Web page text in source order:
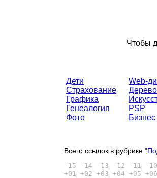
Чтобы
Дети
Страхование
Графика
Генеалогия
Фото
Web-
PSP
Бизнес
Всего ссылок в рубрике "
-15 -14 -13 -12 -11 -10
+01 +02 +03 +04 +05 +06